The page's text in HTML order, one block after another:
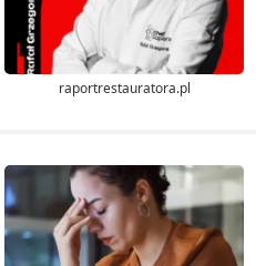
raportrestauratora.pl